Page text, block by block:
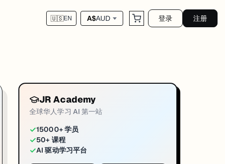
🇺🇸EN A$AUD 登录 注册
JR Academy
全球华人学习 AI 第一站
✓15000+ 学员
✓50+ 课程
✓AI 驱动学习平台